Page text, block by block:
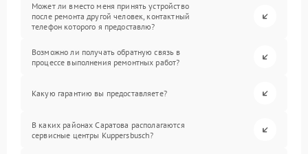
Может ли вместо меня принять устройство
после ремонта другой человек, контактный
телефон которого я предоставлю?
Возможно ли получать обратную связь в
процессе выполнения ремонтных работ?
Какую гарантию вы предоставляете?
В каких районах Саратова располагаются
сервисные центры Kuppersbusch?